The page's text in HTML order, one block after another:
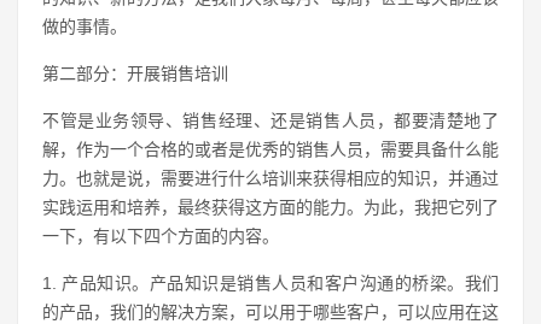
做的事情。
第二部分：开展销售培训
不管是业务领导、销售经理、还是销售人员，都要清楚地了
解，作为一个合格的或者是优秀的销售人员，需要具备什么能
力。也就是说，需要进行什么培训来获得相应的知识，并通过
实践运用和培养，最终获得这方面的能力。为此，我把它列了
一下，有以下四个方面的内容。
1. 产品知识。产品知识是销售人员和客户沟通的桥梁。我们
的产品，我们的解决方案，可以用于哪些客户，可以应用在这